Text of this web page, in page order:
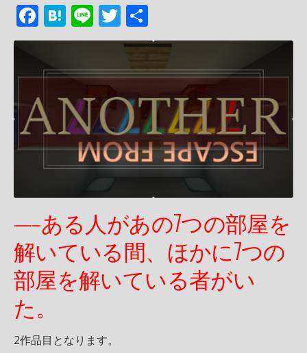
F
ac
b
o
o
k
H
at
n
a
Li
n
T
w
er
有
—–ある人があの7つの部屋を
解いている間、 ほかに7つの
部屋を解いている者がい
た。
2作品目となります。